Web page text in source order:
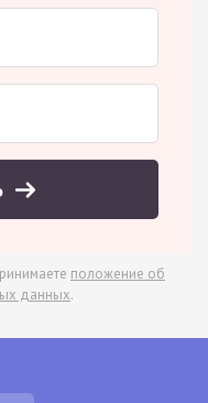
положение об
данных.